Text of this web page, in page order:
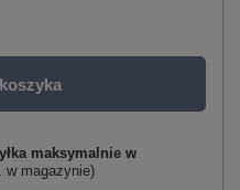
maksymalnie w
w magazynie)